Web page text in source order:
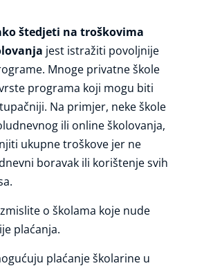
štedjeti na troškovima
jest istražiti povoljnije
Mnoge privatne škole
programa koji mogu biti
Na primjer, neke škole
ili online školovanja,
ukupne troškove jer ne
boravak ili korištenje svih
o školama koje nude
plaćanja.
plaćanje školarine u